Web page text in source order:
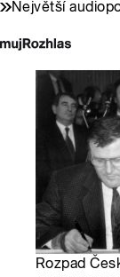
Největší
Rozpad